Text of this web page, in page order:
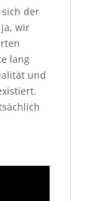
der
wir
lang
und